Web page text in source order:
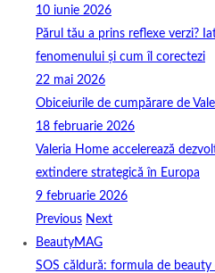
10 iunie 2026
Părul tău a prins reflexe verzi?
fenomenului și cum îl corectezi
22 mai 2026
Obiceiurile de cumpărare de
18 februarie 2026
Valeria Home accelerează
extindere strategică în Europa
9 februarie 2026
Previous Next
BeautyMAG
SOS căldură: formula de